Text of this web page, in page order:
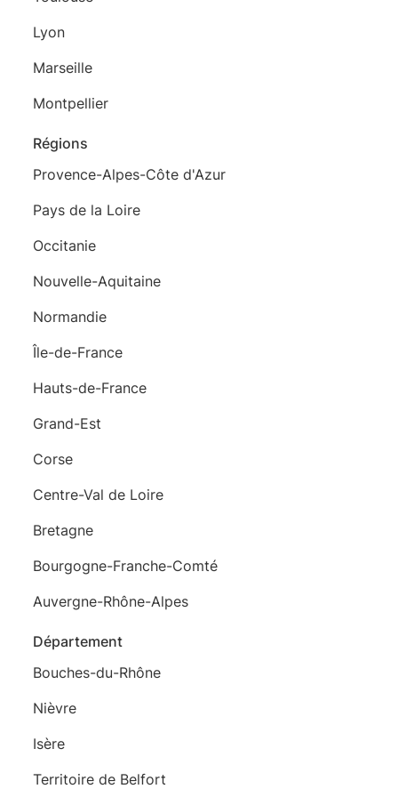
Lyon
Marseille
Montpellier
Régions
Provence-Alpes-Côte d'Azur
Pays de la Loire
Occitanie
Nouvelle-Aquitaine
Normandie
Île-de-France
Hauts-de-France
Grand-Est
Corse
Centre-Val de Loire
Bretagne
Bourgogne-Franche-Comté
Auvergne-Rhône-Alpes
Département
Bouches-du-Rhône
Nièvre
Isère
Territoire de Belfort